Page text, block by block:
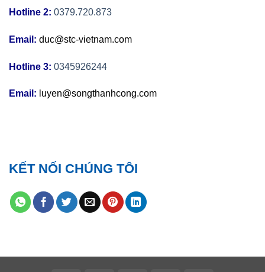
Hotline 2: 0379.720.873
Email: duc@stc-vietnam.com
Hotline 3: 0345926244
Email: luyen@songthanhcong.com
KẾT NỐI CHÚNG TÔI